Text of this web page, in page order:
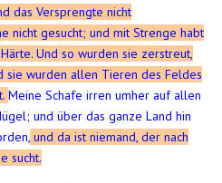
das Versprengte nicht
nicht gesucht; und mit Strenge habt
Und so wurden sie zerstreut,
sie wurden allen Tieren des Feldes
Meine Schafe irren umher auf allen
und über das ganze Land hin
und da ist niemand, der nach
sucht.